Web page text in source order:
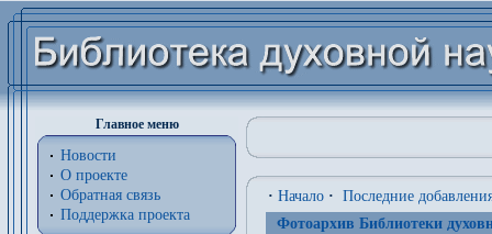
Главное меню
Новости
О проекте
Обратная связь
Поддержка проекта
· Начало · Последние
Фотоархив Библиотеки